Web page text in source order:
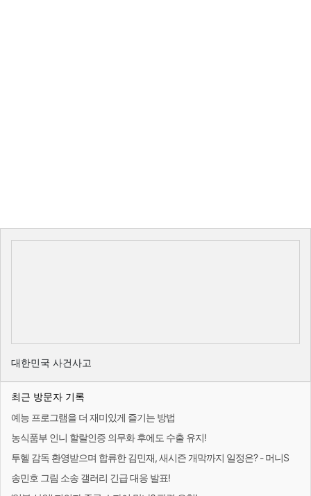
대한민국 사건사고
최근 방문자 기록
예능 프로그램을 더 재미있게 즐기는 방법
농식품부 인니 할랄인증 의무화 후에도 수출 유지!
투헬 감독 환영받으며 합류한 김민재, 새시즌 개막까지 일정은? - 머니S
송민호 그림 소송 갤러리 긴급 대응 발표!